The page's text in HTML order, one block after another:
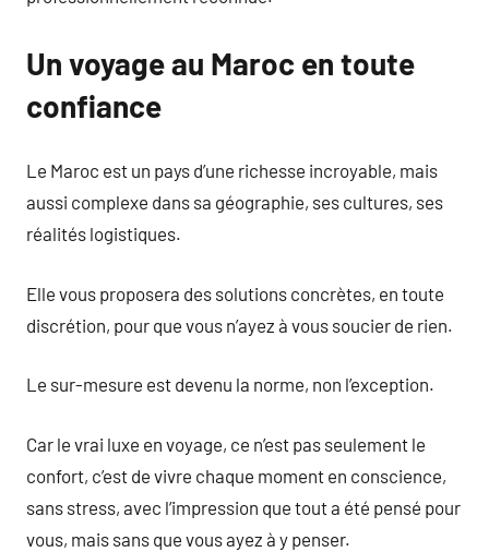
Un voyage au Maroc en toute
confiance
Le Maroc est un pays d’une richesse incroyable, mais
aussi complexe dans sa géographie, ses cultures, ses
réalités logistiques.
Elle vous proposera des solutions concrètes, en toute
discrétion, pour que vous n’ayez à vous soucier de rien.
Le sur-mesure est devenu la norme, non l’exception.
Car le vrai luxe en voyage, ce n’est pas seulement le
confort, c’est de vivre chaque moment en conscience,
sans stress, avec l’impression que tout a été pensé pour
vous, mais sans que vous ayez à y penser.